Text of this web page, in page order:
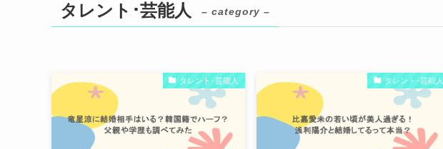
タレント･芸能人 – category –
タレント･芸能人 タレント･芸能人